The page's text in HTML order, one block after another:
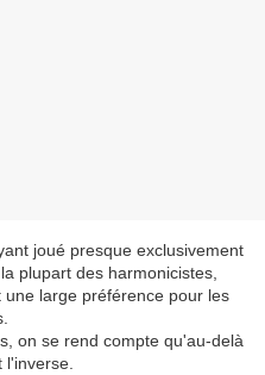
joué presque exclusivement
plupart des harmonicistes,
large préférence pour les
on se rend compte qu'au-delà